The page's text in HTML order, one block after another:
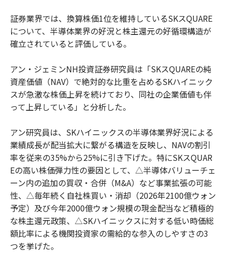
証券業界では、換算株価1位を維持しているSKスQUARE
について、半導体業界の好況と株主還元の好循環構造が
確立されていると評価している。
アン・ジェミンNH投資証券研究員は「SKスQUAREの純
資産価値（NAV）で絶対的な比重を占めるSKハイニック
スが急激な株価上昇を続けており、同社の企業価値も伴
って上昇している」と分析した。
アン研究員は、SKハイニックスの半導体業界好況による
業績成長が配当拡大に繋がる構造を反映し、NAVの割引
率を従来の35%から25%に引き下げた。特にSKスQUAR
Eの高い株価弾力性の要因として、△半導体バリューチェ
ーン内の追加の買収・合併（M&A）など事業拡張の可能
性、△毎年続く自社株買い・消却（2026年2100億ウォン
予定）及び今年2000億ウォン規模の現金配当など積極的
な株主還元政策、△SKハイニックスに対する低い時価総
額比率による機関投資家の需給的な参入のしやすさの3
つを挙げた。